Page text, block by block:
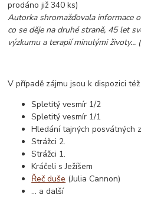
prodáno již 340 ks)
Autorka shromažďovala informace
co se děje na druhé straně, 45 let
výzkumu a terapií minulými životy...
V případě zájmu jsou k dispozici
Spletitý vesmír 1/2
Spletitý vesmír 1/1
Hledání tajných posvátných
Strážci 2.
Strážci 1.
Kráčeli s Ježíšem
Řeč duše (Julia Cannon)
... a další